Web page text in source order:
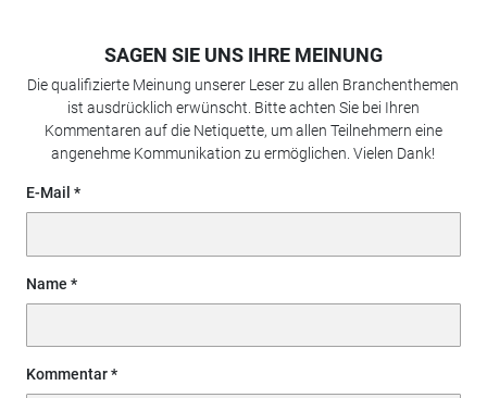
SAGEN SIE UNS IHRE MEINUNG
Die qualifizierte Meinung unserer Leser zu allen Branchenthemen
ist ausdrücklich erwünscht. Bitte achten Sie bei Ihren
Kommentaren auf die Netiquette, um allen Teilnehmern eine
angenehme Kommunikation zu ermöglichen. Vielen Dank!
E-Mail
Name
Kommentar